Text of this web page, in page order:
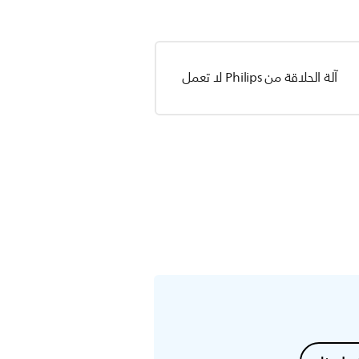
آلة الحلاقة من Philips لا تعمل